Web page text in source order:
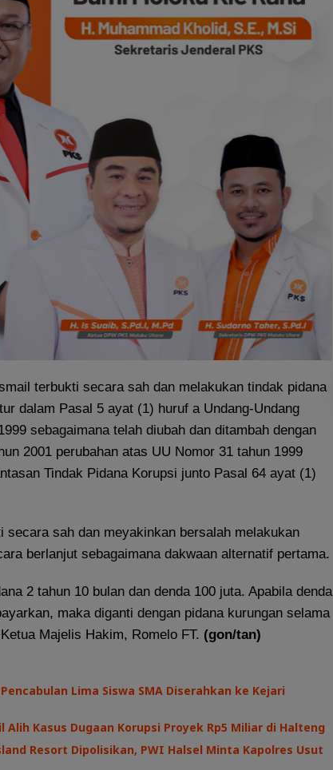
terbukti secara sah dan melakukan tindak pidana
dalam Pasal 5 ayat (1) huruf a Undang-Undang
sebagaimana telah diubah dan ditambah dengan
2001 perubahan atas UU Nomor 31 tahun 1999
Tindak Pidana Korupsi junto Pasal 64 ayat (1)
secara sah dan meyakinkan bersalah melakukan
berlanjut sebagaimana dakwaan alternatif pertama.
2 tahun 10 bulan dan denda 100 juta. Apabila denda
maka diganti dengan pidana kurungan selama
Majelis Hakim, Romelo FT. (gon/tan)
Lima Siswa SMA Diserahkan ke Kejari
Alih Kasus Dugaan Korupsi Proyek Rp5 Miliar di Halteng
Resort Dipolisikan, PWI Halsel Minta Kapolres Usut